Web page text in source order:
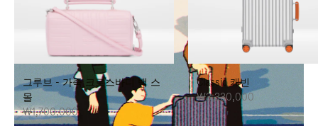
TO
PAUSE
IT
TO
UNMUTE
IT
그루브 - 가죽 크로스바디 백 스
몰
₩1,700,000
Classic 캐빈
₩3,330,000